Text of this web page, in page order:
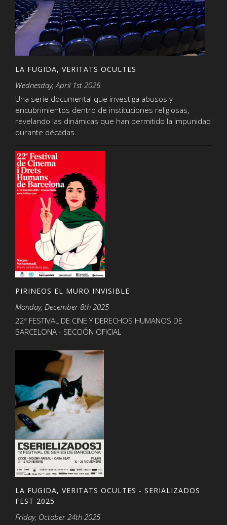
LA FUGIDA, VERITATS OCULTES
Wednesday, April 1st 2026
Una serie documental que investiga abusos y
encubrimientos dentro de instituciones religiosas,
revelando las dinámicas que han permitido la impunidad
durante décadas.
PIRINEOS EL MURO INVISIBLE
Monday, December 8th 2025
22ª FESTIVAL DE CINE Y DERECHOS HUMANOS DE
BARCELONA - SECCIÓN OFICIAL
LA FUGIDA, VERITATS OCULTES - SERIALIZADOS
FEST 2025
Friday, October 24th 2025